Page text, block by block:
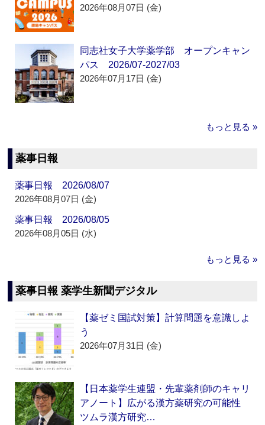
2026年08月07日 (金)
同志社女子大学薬学部 オープンキャン
パス 2026/07-2027/03
2026年07月17日 (金)
もっと見る »
薬事日報
薬事日報 2026/08/07
2026年08月07日 (金)
薬事日報 2026/08/05
2026年08月05日 (水)
もっと見る »
薬事日報 薬学生新聞デジタル
【薬ゼミ国試対策】計算問題を意識しよ
う
2026年07月31日 (金)
【日本薬学生連盟・先輩薬剤師のキャリ
アノート】広がる漢方薬研究の可能性
ツムラ漢方研究…